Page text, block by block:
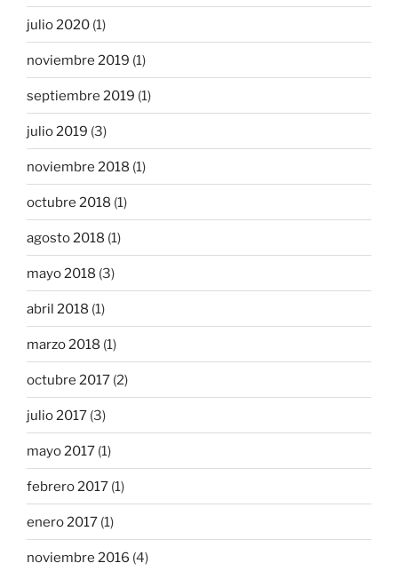
julio 2020 (1)
noviembre 2019 (1)
septiembre 2019 (1)
julio 2019 (3)
noviembre 2018 (1)
octubre 2018 (1)
agosto 2018 (1)
mayo 2018 (3)
abril 2018 (1)
marzo 2018 (1)
octubre 2017 (2)
julio 2017 (3)
mayo 2017 (1)
febrero 2017 (1)
enero 2017 (1)
noviembre 2016 (4)